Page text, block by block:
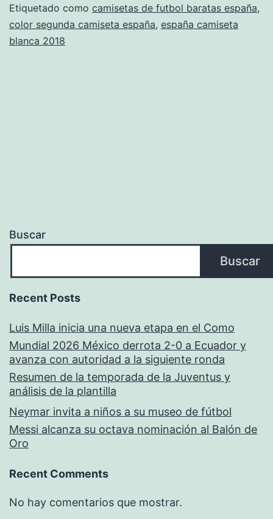
Etiquetado como camisetas de futbol baratas españa,
color segunda camiseta españa, españa camiseta
blanca 2018
Buscar
Buscar
Recent Posts
Luis Milla inicia una nueva etapa en el Como
Mundial 2026 México derrota 2-0 a Ecuador y
avanza con autoridad a la siguiente ronda
Resumen de la temporada de la Juventus y
análisis de la plantilla
Neymar invita a niños a su museo de fútbol
Messi alcanza su octava nominación al Balón de
Oro
Recent Comments
No hay comentarios que mostrar.